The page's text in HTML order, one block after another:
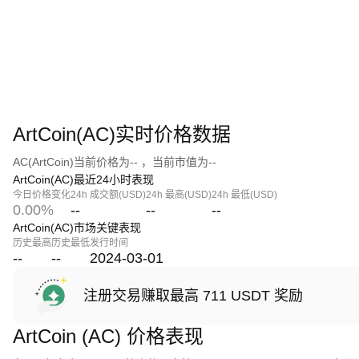
ArtCoin(AC)实时价格数据
AC(ArtCoin)当前价格为-- ，当前市值为--
ArtCoin(AC)最近24小时表现
今日价格变化
0.00%
24h 成交额(USD)
--
24h 最高(USD)
--
24h 最低(USD)
--
ArtCoin(AC)市场关键表现
历史最高
--
历史最低
--
发行时间
2024-03-01
注册交易赚取最高 711 USDT 奖励
ArtCoin (AC) 价格表现